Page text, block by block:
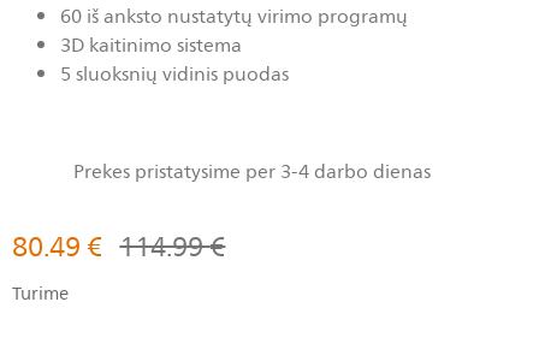
60 iš anksto nustatytų virimo programų
3D kaitinimo sistema
5 sluoksnių vidinis puodas
Prekes pristatysime per 3-4 darbo dienas
114.99€
80.49€
Turime